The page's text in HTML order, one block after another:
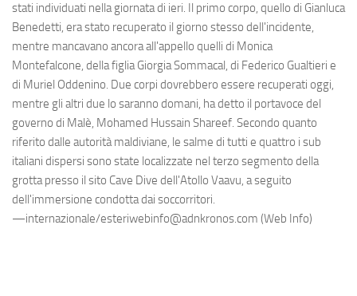
stati individuati nella giornata di ieri. Il primo corpo, quello di Gianluca
Benedetti, era stato recuperato il giorno stesso dell'incidente,
mentre mancavano ancora all'appello quelli di Monica
Montefalcone, della figlia Giorgia Sommacal, di Federico Gualtieri e
di Muriel Oddenino. Due corpi dovrebbero essere recuperati oggi,
mentre gli altri due lo saranno domani, ha detto il portavoce del
governo di Malè, Mohamed Hussain Shareef. Secondo quanto
riferito dalle autorità maldiviane, le salme di tutti e quattro i sub
italiani dispersi sono state localizzate nel terzo segmento della
grotta presso il sito Cave Dive dell'Atollo Vaavu, a seguito
dell'immersione condotta dai soccorritori.
—internazionale/esteriwebinfo@adnkronos.com (Web Info)